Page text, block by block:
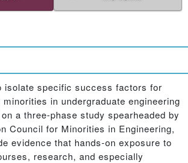
isolate specific success factors for
minorities in undergraduate engineering
a three-phase study spearheaded by
Council for Minorities in Engineering,
evidence that hands-on exposure to
research, and especially